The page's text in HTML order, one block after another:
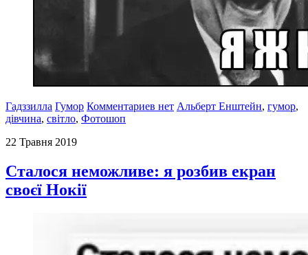
Гадззилла Гумор Комментариев нет Альберт Енштейн, гумор,
дівчина, світло, Фотошоп
22 Травня 2019
Сталося неможливе: я розбив екран
своєї Нокії